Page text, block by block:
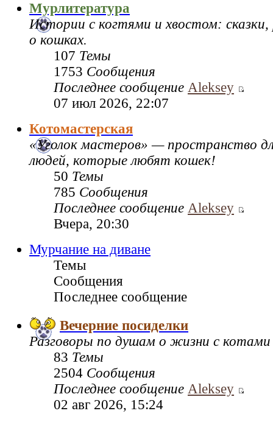
Мурлитература
Истории с когтями и хвостом: сказки,
о кошках.
107 Темы
1753 Сообщения
Последнее сообщение Aleksey
07 июл 2026, 22:07
Котомастерская
«Уголок мастеров» — пространство
людей, которые любят кошек!
50 Темы
785 Сообщения
Последнее сообщение Aleksey
Вчера, 20:30
Мурчание на диване
Темы
Сообщения
Последнее сообщение
Вечерние посиделки
Разговоры по душам о жизни с котами
83 Темы
2504 Сообщения
Последнее сообщение Aleksey
02 авг 2026, 15:24